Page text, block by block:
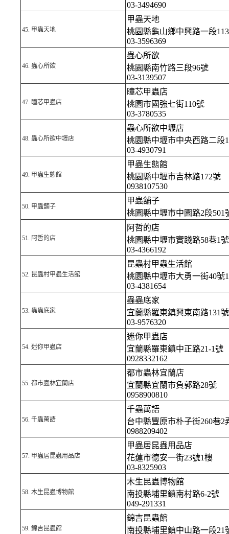
03-3494690
45. 甲蟲天地
甲蟲天地
桃園縣龜山鄉中興路一段
03-3596369
46. 蟲心所欲
蟲心所欲
桃園縣南竹路三段96號
03-3139507
47. 瞳芯甲蟲店
瞳芯甲蟲店
桃園市國強七街110號
03-3780535
48. 蟲心所欲中壢店
蟲心所欲中壢店
桃園縣中壢市中央西路二段
03-4930791
49. 甲蟲生態館
甲蟲生態館
桃園縣中壢市吉林路172號
0938107530
50. 甲蟲舖子
甲蟲舖子
桃園縣中壢市中園路2段501
51. 阿哲的店
阿哲的店
桃園縣中壢市實踐路58巷1號
03-4366192
52. 昆蟲村甲蟲生活館
昆蟲村甲蟲生活館
桃園縣中壢市大勇一街40號
03-4381654
53. 蟲蟲底家
蟲蟲底家
宜蘭縣羅東鎮興東南路131號
03-9576320
54. 迷你甲蟲店
迷你甲蟲店
宜蘭縣羅東鎮中正路21-1號
0928332162
55. 都市蟲林宜蘭店
都市蟲林宜蘭店
宜蘭縣宜蘭市負郭路28號
0958900810
56. 千蟲萬語
千蟲萬語
台中縣豐原市朴子街260巷2
0988209402
57. 甲蟲居昆蟲用品店
甲蟲居昆蟲用品店
花蓮市德安一街23號1樓
03-8325903
58. 木生昆蟲博物館
木生昆蟲博物館
南投縣埔里鎮南村路6-2號
049-291331
59. 錦吉昆蟲館
錦吉昆蟲館
南投縣埔里鎮中山路一段21